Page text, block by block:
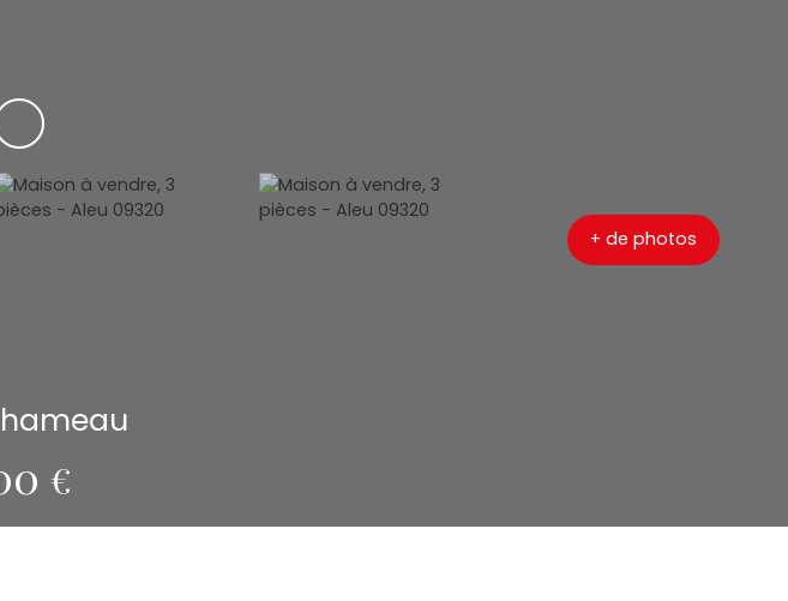
+ de photos
€